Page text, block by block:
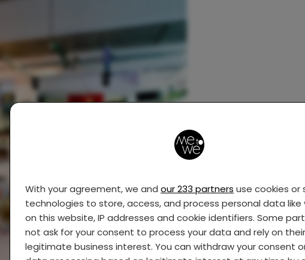
With your agreement, we and our 233 partners use cookies or
technologies to store, access, and process personal data like
on this website, IP addresses and cookie identifiers. Some
not ask for your consent to process your data and rely on their
legitimate business interest. You can withdraw your consent